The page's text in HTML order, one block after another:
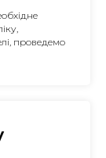
проведемо